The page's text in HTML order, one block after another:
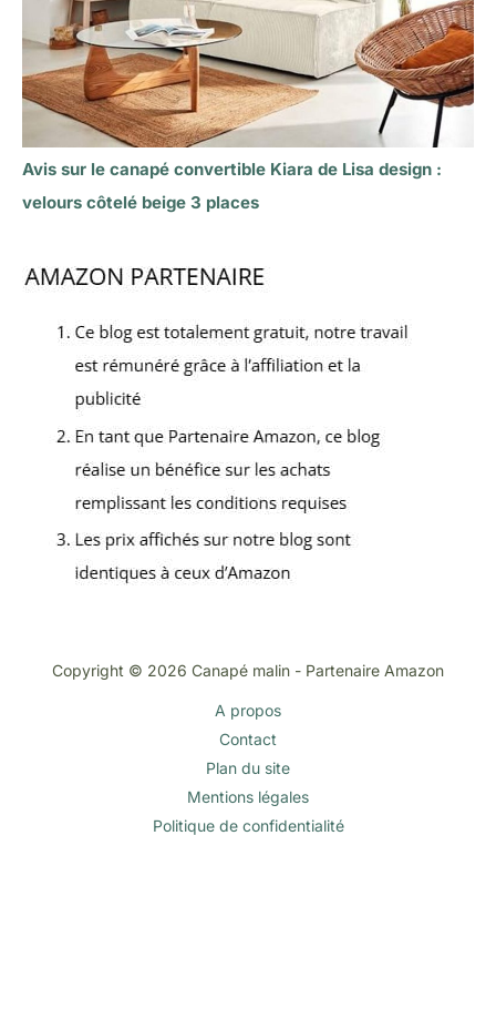
Avis sur le canapé convertible Kiara de Lisa design :
velours côtelé beige 3 places
Copyright © 2026 Canapé malin - Partenaire Amazon
A propos
Contact
Plan du site
Mentions légales
Politique de confidentialité